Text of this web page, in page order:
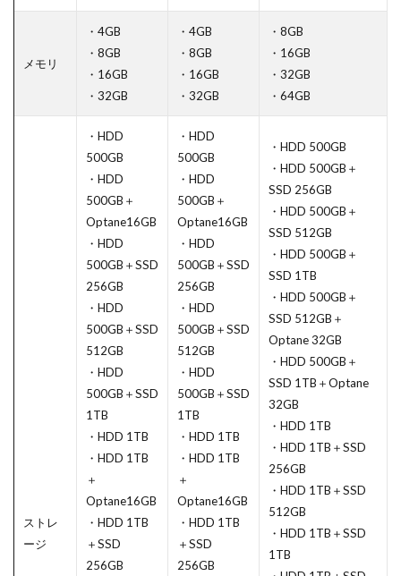
メモリ
・4GB
・8GB
・16GB
・32GB
・4GB
・8GB
・16GB
・32GB
・8GB
・16GB
・32GB
・64GB
ストレ
ージ
・HDD
500GB
・HDD
500GB＋
Optane16GB
・HDD
500GB＋SSD
256GB
・HDD
500GB＋SSD
512GB
・HDD
500GB＋SSD
1TB
・HDD 1TB
・HDD 1TB
＋
Optane16GB
・HDD 1TB
＋SSD
256GB
・HDD
500GB
・HDD
500GB＋
Optane16GB
・HDD
500GB＋SSD
256GB
・HDD
500GB＋SSD
512GB
・HDD
500GB＋SSD
1TB
・HDD 1TB
・HDD 1TB
＋
Optane16GB
・HDD 1TB
＋SSD
256GB
・HDD 500GB
・HDD 500GB＋
SSD 256GB
・HDD 500GB＋
SSD 512GB
・HDD 500GB＋
SSD 1TB
・HDD 500GB＋
SSD 512GB＋
Optane 32GB
・HDD 500GB＋
SSD 1TB＋Optane
32GB
・HDD 1TB
・HDD 1TB＋SSD
256GB
・HDD 1TB＋SSD
512GB
・HDD 1TB＋SSD
1TB